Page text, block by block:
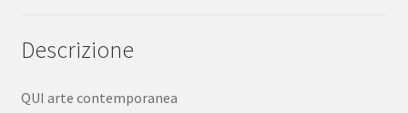
Descrizione
QUI arte contemporanea